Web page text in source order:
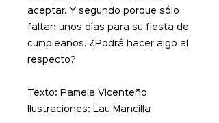
aceptar. Y segundo porque sólo
faltan unos días para su fiesta de
cumpleaños. ¿Podrá hacer algo al
respecto?
Texto: Pamela Vicenteño
Ilustraciones: Lau Mancilla